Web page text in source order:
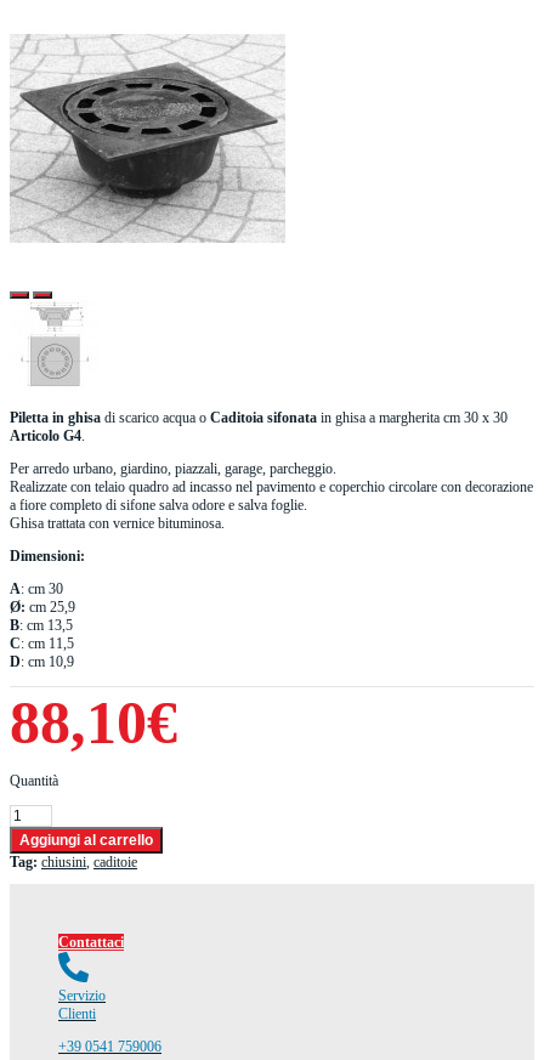
Piletta in ghisa di scarico acqua o Caditoia sifonata in ghisa a margherita cm 30 x 30
Articolo G4
Per arredo urbano, giardino, piazzali, garage, parcheggio.
Realizzate con telaio quadro ad incasso nel pavimento e coperchio circolare con decorazione
a fiore completo di sifone salva odore e salva foglie.
Ghisa trattata con vernice bituminosa.
Dimensioni:
A: cm 30
Ø: cm 25,9
B: cm 13,5
C: cm 11,5
D: cm 10,9
88,10€
Quantità
Tag: chiusini caditoie
Contattaci
Servizio
Clienti
+39 0541 759006